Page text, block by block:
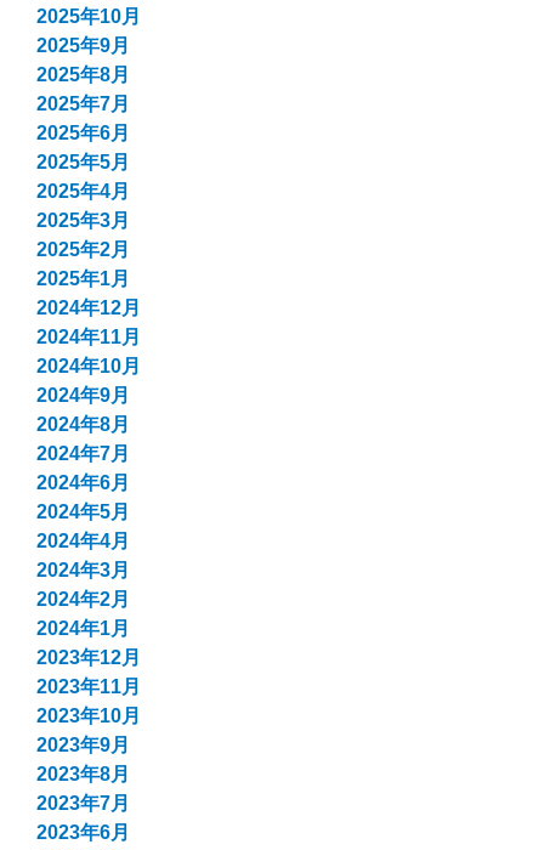
2025年10月
2025年9月
2025年8月
2025年7月
2025年6月
2025年5月
2025年4月
2025年3月
2025年2月
2025年1月
2024年12月
2024年11月
2024年10月
2024年9月
2024年8月
2024年7月
2024年6月
2024年5月
2024年4月
2024年3月
2024年2月
2024年1月
2023年12月
2023年11月
2023年10月
2023年9月
2023年8月
2023年7月
2023年6月